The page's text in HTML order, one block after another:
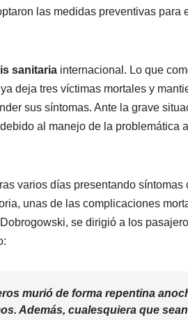
las medidas preventivas para
sanitaria internacional. Lo que
deja tres víctimas mortales y
sus síntomas. Ante la grave
al manejo de la problemática a
varios días presentando síntomas
unas de las complicaciones
se dirigió a los
murió de forma repentina
Además, cualesquiera que sean